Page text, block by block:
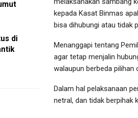
di
kepada Kasat Binmas
bisa dihubungi atau tidak
Menanggapi tentang
agar tetap menjalin
walaupun berbeda pilihan
Dalam hal pelaksanaan
netral, dan tidak berpihak